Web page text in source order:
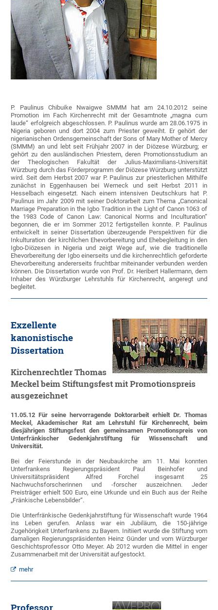
P. Paulinus Chibuike Nwaigwe SMMM hat am 24.10.2012 seine
Promotion im Fach Kirchenrecht mit der Gesamtnote „magna cum
laude“ erfolgreich abgeschlossen. P. Paulinus wurde am 28.06.1975 in
Nigeria geboren und dort 2004 zum Priester geweiht. Er gehört der
nigerianischen Ordensgemeinschaft der Sons of Mary Mother of Mercy
(SMMM) an und lebt seit Frühjahr 2007 in der Diözese Würzburg; er
gehört zu den ausländischen Priestern, deren Promotionsstudium an
der Theologischen Fakultät der Julius-Maximilians-Universität
Würzburg durch das Förderprogramm der Diözese Würzburg unterstützt
wird. Seit dem Herbst 2007 war P. Paulinus zur priesterlichen Mithilfe
zunächst in Eggenhausen bei Werneck und seit Herbst 2011 in
Hesselbach eingesetzt. Nach einem intensiven Deutschkurs hat P.
Paulinus im Jahr 2009 mit seiner Doktorarbeit zum Thema „Canonical
Marriage Preparation in the Igbo Tradition in the Light of Canon 1063 of
the 1983 Code of Canon Law: Canonical Norms and Inculturation“
begonnen, die er im Sommer 2012 fertigstellen konnte. P. Paulinus
entwickelt in seiner Dissertation überzeugende Perspektiven für die
Inkulturation der kirchlichen Ehevorbereitung und Ehebegleitung in den
Igbo-Diözesen in Nigeria und zeigt Wege auf, wie die traditionelle
Ehevorbereitung der Igbo einerseits und die kirchenrechtlich geforderte
Ehevorbereitung andererseits fruchtbar miteinander verbunden werden
können. Die Dissertation wurde von Prof. Dr. Heribert Hallermann, dem
Inhaber des Würzburger Lehrstuhls für Kirchenrecht, angeregt und
begleitet.
Exzellente
kanonistische
Dissertation
Kirchenrechtler Thomas
Meckel beim Stiftungsfest mit Promotionspreis
ausgezeichnet
11.05.12 Für seine hervorragende Doktorarbeit erhielt Dr. Thomas
Meckel, Akademischer Rat am Lehrstuhl für Kirchenrecht, beim
diesjährigen Stiftungsfest den gemeinsamen Promotionspreis von
Unterfränkischer Gedenkjahrstiftung für Wissenschaft und
Universität.
Bei der Feierstunde in der Neubaukirche am 11. Mai konnten
Unterfrankens Regierungspräsident Paul Beinhofer und
Universitätspräsident Alfred Forchel insgesamt 25
Nachwuchsforscherinnen und -forscher auszeichnen. Jeder
Preisträger erhielt 500 Euro, eine Urkunde und ein Buch aus der Reihe
„Fränkische Lebensbilder“.
Die Unterfränkische Gedenkjahrstiftung für Wissenschaft wurde 1964
ins Leben gerufen. Anlass war ein Jubiläum, die 150-jährige
Zugehörigkeit Unterfrankens zu Bayern. Initiiert wurde die Stiftung vom
damaligen Regierungspräsidenten Heinz Günder und vom Würzburger
Geschichtsprofessor Otto Meyer. Ab 2012 wurden die Mittel in enger
Zusammenarbeit mit der Universität aufgestockt.
mehr